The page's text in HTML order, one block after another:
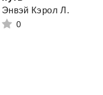
и
Энвэй Кэрол Л.
0